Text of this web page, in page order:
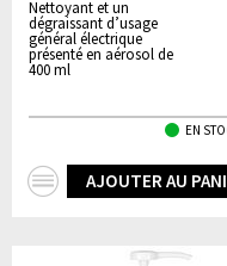
Nettoyant et un
dégraissant d’usage
général électrique
présenté en aérosol de
400 ml
EN
AJOUTER AU